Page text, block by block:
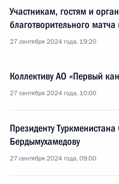
Участникам, гостям и
благотворительного матча
27 сентября 2024 года, 19:20
Коллективу АО «Первый
27 сентября 2024 года, 10:00
Президенту
Бердымухамедову
27 сентября 2024 года, 09:00